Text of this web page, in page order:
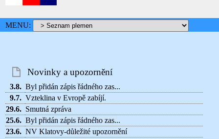
MENU:
Novinky a upozornění
3.8. Byl přidán zápis řádného zas...
9.7. Vzteklina v Evropě zabíjí.
29.6. Smutná zpráva
25.6. Byl přidán zápis řádného zas...
23.6. NV Klatovy-důležité upozornění